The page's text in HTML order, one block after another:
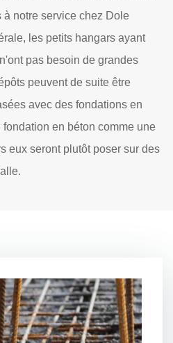
notre service chez Dole
les petits hangars ayant
pas besoin de grandes
peuvent de suite être
avec des fondations en
en béton comme une
eux seront plutôt poser sur des